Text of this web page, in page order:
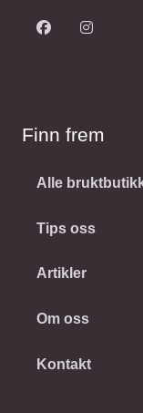
Finn frem
Alle
Tips oss
Artikler
Om oss
Kontakt